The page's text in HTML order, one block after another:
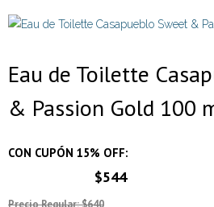
Eau de Toilette
& Passion Gold 100
CON CUPÓN 15% OFF:
$544